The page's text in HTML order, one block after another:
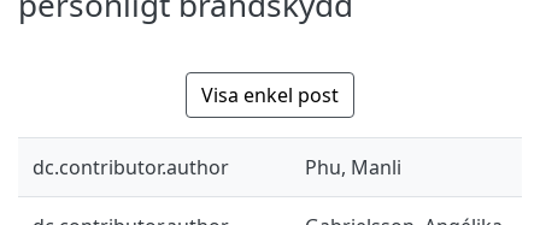
Visa enkel post
dc.contributor.author Phu, Manli